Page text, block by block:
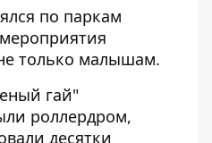
по паркам
только малышам.
гай"
роллердром,
десятки